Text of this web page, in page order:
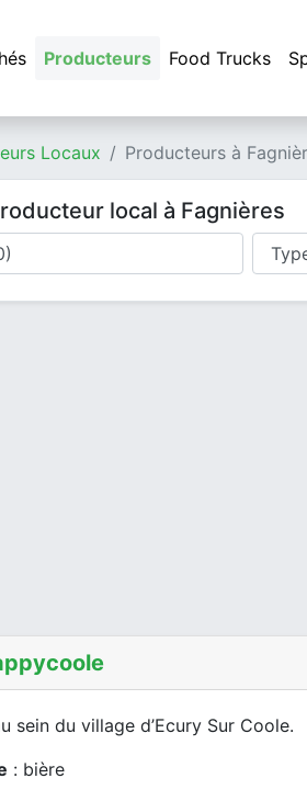
Producteurs Food Trucks
Locaux Producteurs à
local à Fagnières
sein du village d’Ecury Sur Coole.
: bière